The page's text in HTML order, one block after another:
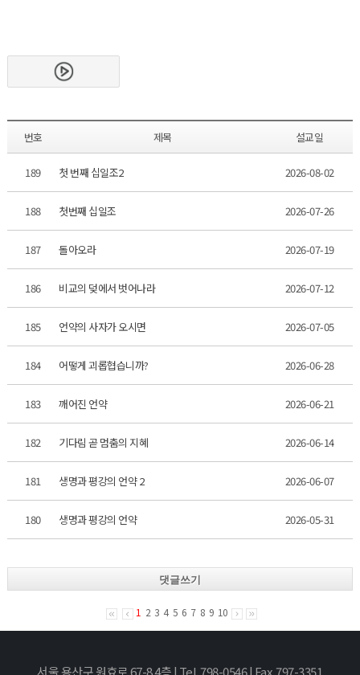
번호 제목 설교일
189 첫 번째 십일조2 2026-08-02
188 첫번째 십일조 2026-07-26
187 돌아오라 2026-07-19
186 비교의 덪에서 벗어나라 2026-07-12
185 언약의 사자가 오시면 2026-07-05
184 어떻게 괴롭협습니까? 2026-06-28
183 깨어진 언약 2026-06-21
182 기다림 곧 멈춤의 지혜 2026-06-14
181 생명과 평강의 언약 2 2026-06-07
180 생명과 평강의 언약 2026-05-31
댓글쓰기
1 2 3 4 5 6 7 8 9 10
서울 용산구 원효로 67-8 4층 | Tel. 798-0546 | Fax. 797-3351